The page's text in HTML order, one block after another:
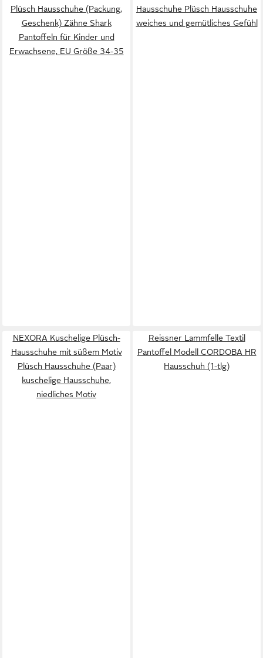
Plüsch Hausschuhe (Packung,
Geschenk) Zähne Shark
Pantoffeln für Kinder und
Erwachsene, EU Größe 34-35
Hausschuhe Plüsch Hausschuhe
weiches und gemütliches Gefühl
NEXORA Kuschelige Plüsch-
Hausschuhe mit süßem Motiv
Plüsch Hausschuhe (Paar)
kuschelige Hausschuhe,
niedliches Motiv
Reissner Lammfelle Textil
Pantoffel Modell CORDOBA HR
Hausschuh (1-tlg)